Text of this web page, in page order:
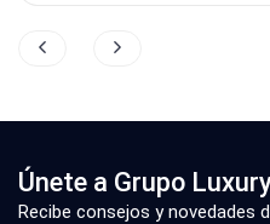
Únete a Grupo
Recibe consejos y novedades